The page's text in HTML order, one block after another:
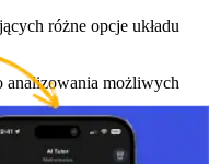
różne opcje układu
analizowania możliwych